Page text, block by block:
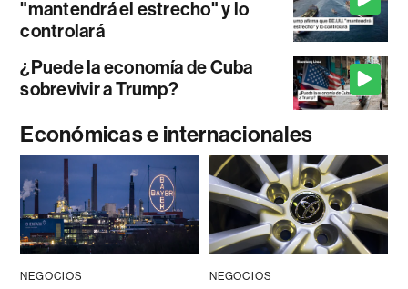
"mantendrá el estrecho" y lo
controlará
¿Puede la economía de Cuba
sobrevivir a Trump?
Económicas e internacionales
NEGOCIOS NEGOCIOS